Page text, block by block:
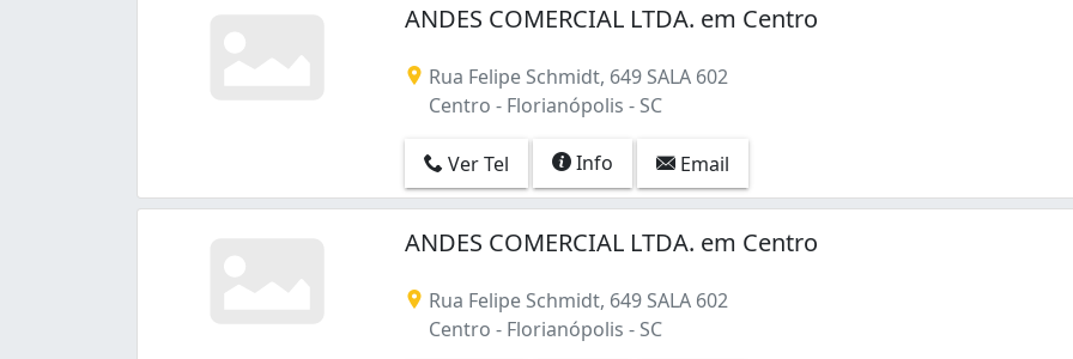
ANDES COMERCIAL LTDA. em Centro
Rua Felipe Schmidt, 649 SALA 602
Centro - Florianópolis - SC
Ver Tel Info Email
ANDES COMERCIAL LTDA. em Centro
Rua Felipe Schmidt, 649 SALA 602
Centro - Florianópolis - SC